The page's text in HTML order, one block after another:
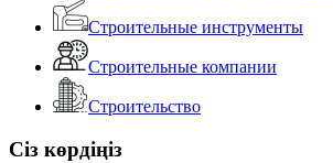
Строительные инструменты
Строительные компании
Строительство
Сіз көрдіңіз